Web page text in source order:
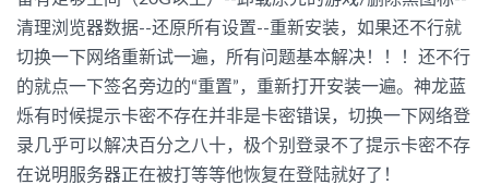
清理浏览器数据--还原所有设置--重新安装，如果还不行就
切换一下网络重新试一遍，所有问题基本解决！！！还不行
的就点一下签名旁边的“重置”，重新打开安装一遍。神龙蓝
烁有时候提示卡密不存在并非是卡密错误，切换一下网络登
录几乎可以解决百分之八十，极个别登录不了提示卡密不存
在说明服务器正在被打等等他恢复在登陆就好了！